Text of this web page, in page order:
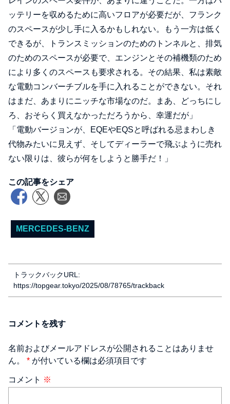
ッテリーを収めるために高いフロアが必要だが、フランク
のスペースが少し手に入るかもしれない。もう一方は低く
できるが、トランスミッションのためのトンネルと、排気
のためのスペースが必要で、エンジンとその補機類のため
により多くのスペースも要求される。その結果、私は素敵
な電動コンバーチブルを手に入れることができない。それ
はまだ、あまりにニッチな市場なのだ。まあ、どっちにし
ろ、おそらく買えなかっただろうから、幸運だが」
「電動バージョンが、EQEやEQSと呼ばれる忌まわしき
代物みたいに見えず、そしてディーラーで飛ぶように売れ
ない限りは、彼らが何をしようと勝手だ！」
この記事をシェア
MERCEDES-BENZ
トラックバックURL:
https://topgear.tokyo/2025/08/78765/trackback
コメントを残す
名前およびメールアドレスが公開されることはありませ
ん。 * が付いている欄は必須項目です
コメント ※